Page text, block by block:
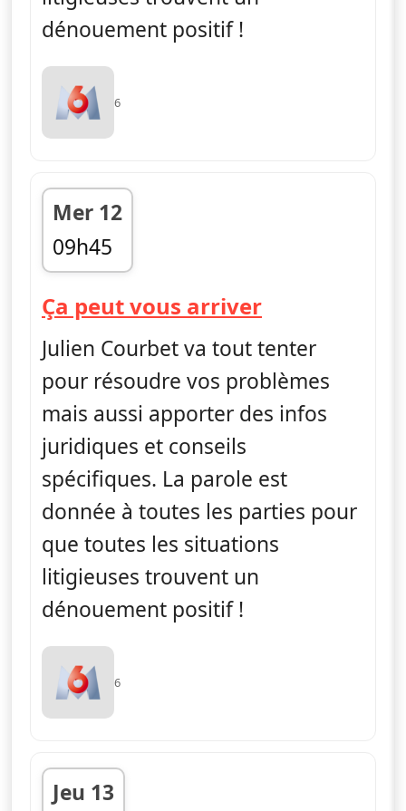
dénouement positif !
6
Mer 12
09h45
fin 11h30
Ça peut vous arriver— Ça peut
Julien Courbet va tout tenter
pour résoudre vos problèmes
mais aussi apporter des infos
juridiques et conseils
spécifiques. La parole est
donnée à toutes les parties pour
que toutes les situations
litigieuses trouvent un
dénouement positif !
6
Jeu 13